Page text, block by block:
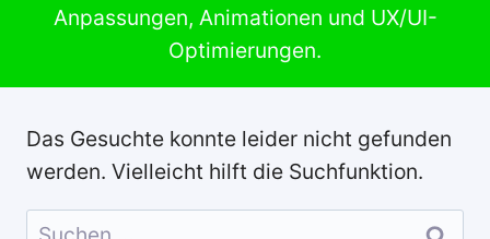
Anpassungen, Animationen und UX/UI-
Optimierungen.
Das Gesuchte konnte leider nicht gefunden
werden. Vielleicht hilft die Suchfunktion.
Suchen